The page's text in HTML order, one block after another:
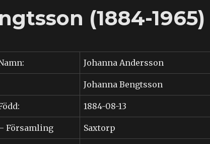
(1884-1965)
Johanna Andersson
Johanna Bengtsson
1884-08-13
Församling Saxtorp